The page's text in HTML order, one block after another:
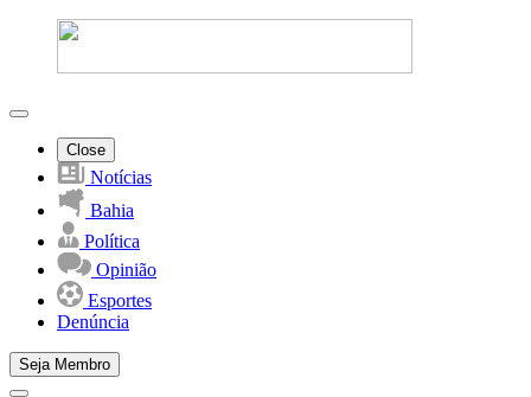
Close
Notícias
Bahia
Política
Opinião
Esportes
Denúncia
Seja Membro